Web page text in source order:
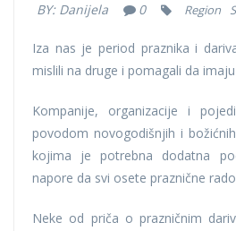
BY: Danijela 0 Region
Iza nas je period praznika i
mislili na druge i pomagali da
Kompanije, organizacije i
povodom novogodišnjih i
kojima je potrebna dodatna
napore da svi osete praznične
Neke od priča o prazničnim